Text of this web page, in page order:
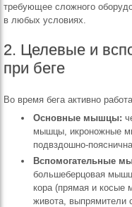
требующее сложного
в любых условиях.
2. Целевые и
при беге
Во время бега активно
Основные мышцы:
мышцы, икроножные
подвздошно-
Вспомогательные
большеберцовая
кора (прямая и
живота, выпрямители